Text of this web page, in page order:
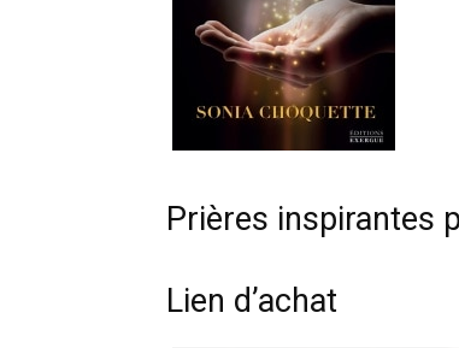
Prières inspirantes
Lien d’achat